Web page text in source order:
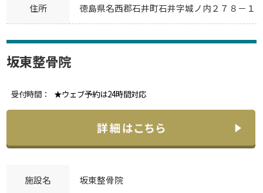
住所 徳島県名西郡石井町石井字城ノ内２７８－１
坂東整骨院
受付時間： ★ウェブ予約は24時間対応
施設名 坂東整骨院